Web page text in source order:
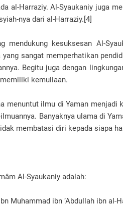
al-Harraziy. Al-Syaukaniy juga
nya dari al-Harraziy.[4]
mendukung kesuksesan Al-
yang sangat memperhatikan
Begitu juga dengan
kemuliaan.
menuntut ilmu di Yaman menjadi
Banyaknya ulama di
membatasi diri kepada siapa
Al-Syaukaniy adalah:
Muhammad ibn ‘Abdullah ibn al-